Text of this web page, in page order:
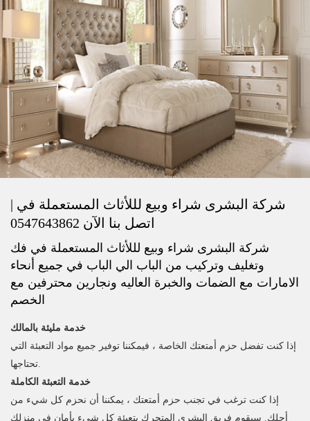
شركة البشرى شراء وبيع لللأثاث المستعملة في |
اتصل بنا الآن 0547643862
شركة البشرى شراء وبيع لللأثاث المستعملة في فك
وتغليف وتركيب من الباب الي الباب في جميع أنحاء
الامارات مع الضمات والخبرة العاليه ونجارين محترفين مع
الخصم
خدمة مليئة بالمالك
إذا كنت تفضل حزم أمتعتك الخاصة ، فيمكننا توفير جميع مواد التعبئة التي
خدمة التعبئة الكاملة
إذا كنت ترغب في تجنب حزم أمتعتك ، يمكننا أن نحزم كل شيء من
أجلك. سيقوم فريق البشرى المتحرك بتعبئة كل شيء بأمان في منزلك